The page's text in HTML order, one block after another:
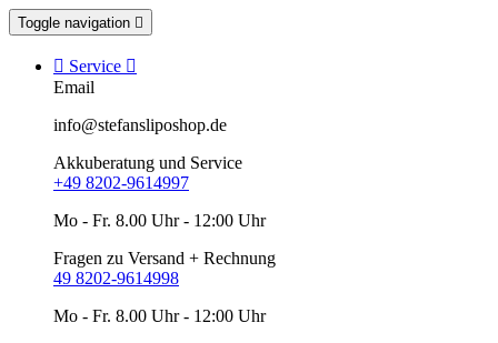
Toggle navigation 
 Service 
Email
info@stefansliposhop.de
Akkuberatung und Service
+49 8202-9614997
Mo - Fr. 8.00 Uhr - 12:00 Uhr
Fragen zu Versand + Rechnung
49 8202-9614998
Mo - Fr. 8.00 Uhr - 12:00 Uhr